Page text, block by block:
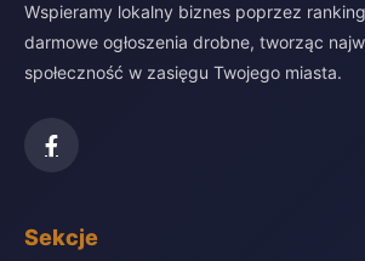
Wspieramy lokalny biznes poprzez
darmowe ogłoszenia drobne, tworząc
społeczność w zasięgu Twojego miasta.
Sekcje